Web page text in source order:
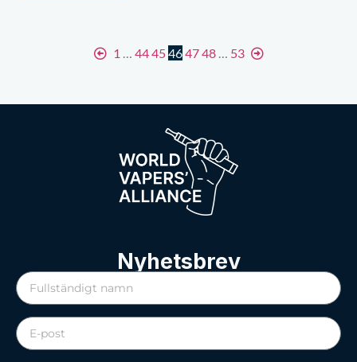
1 … 4445464748 … 53
Nyhetsbrev